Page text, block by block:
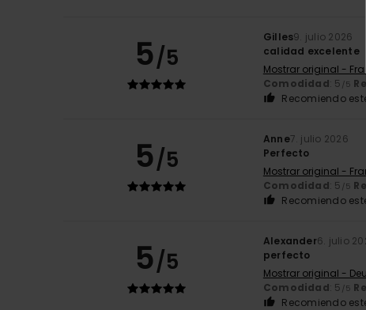
5/5
Gilles9. julio 2026
calidad excelente
Mostrar original -
Comodidad: 5 /5
Recomiendo
5/5
Anne7. julio 2026
Perfecto
Mostrar original -
Comodidad: 5 /5
Recomiendo
5/5
Alexander6. julio
perfecto
Mostrar original -
Comodidad: 5 /5
Recomiendo